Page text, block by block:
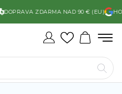
DOPRAVA ZDARMA NAD 90 € (EU)